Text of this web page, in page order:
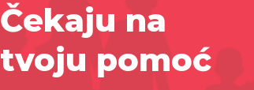
Čekaju na
tvoju pomoć